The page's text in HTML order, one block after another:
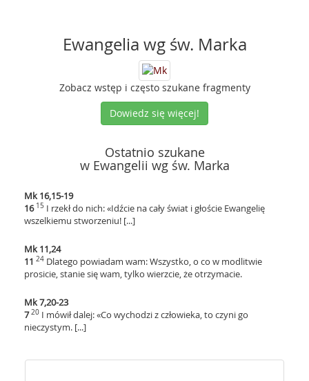
Ewangelia wg św. Marka
Zobacz wstęp i często szukane fragmenty
Dowiedz się więcej!
Ostatnio szukane
w Ewangelii wg św. Marka
Mk 16,15-19
16 15 I rzekł do nich: «Idźcie na cały świat i głoście Ewangelię
wszelkiemu stworzeniu! [...]
Mk 11,24
11 24 Dlatego powiadam wam: Wszystko, o co w modlitwie
prosicie, stanie się wam, tylko wierzcie, że otrzymacie.
Mk 7,20-23
720 I mówił dalej: «Co wychodzi z człowieka, to czyni go
nieczystym. [...]